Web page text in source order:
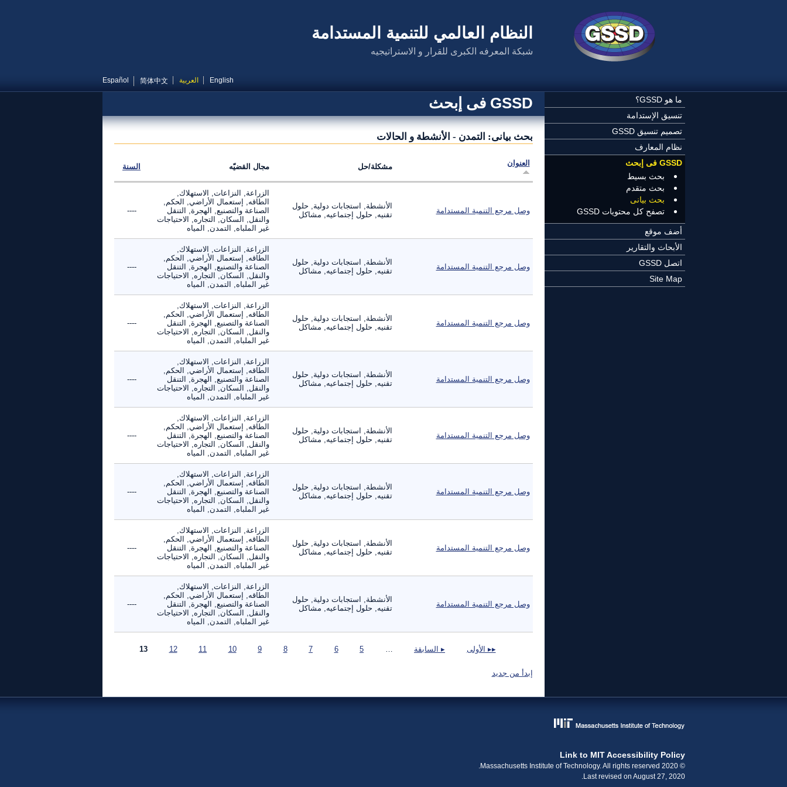
النظام العالمي للتنمية المستدامة
شبكة المعرفه الكبرى للقرار و الاستراتيجيه
English العربية 简体中文
Español
ما هو GSSD؟
تنسيق الإستدامة
تصميم تنسيق GSSD
نظام المعارف
GSSD فى إبحث
بحث بسيط
بحث متقدم
بحث بيانى
تصفح كل محتويات GSSD
أضف موقع
الأبحاث والتقارير
اتصل GSSD
Site Map
GSSD فى إبحث
بحث بيانى: التمدن - الأنشطة و الحالات
العنوان مشكلة/حل مجال القضيّه السنة
وصل مرجع التنمية المستدامة
الأنشطة, استجابات دولية, حلول
تقنيه, حلول إجتماعيه, مشاكل
الزراعة, النزاعات, الاستهلاك,
الطاقه, إستعمال الأراضي, الحكم,
الصناعة والتصنيع, الهجرة, التنقل
والنقل, السكان, التجاره, الاحتياجات
غير الملباه, التمدن, المياه
----
وصل مرجع التنمية المستدامة
الأنشطة, استجابات دولية, حلول
تقنيه, حلول إجتماعيه, مشاكل
الزراعة, النزاعات, الاستهلاك,
الطاقه, إستعمال الأراضي, الحكم,
الصناعة والتصنيع, الهجرة, التنقل
والنقل, السكان, التجاره, الاحتياجات
غير الملباه, التمدن, المياه
----
وصل مرجع التنمية المستدامة
الأنشطة, استجابات دولية, حلول
تقنيه, حلول إجتماعيه, مشاكل
الزراعة, النزاعات, الاستهلاك,
الطاقه, إستعمال الأراضي, الحكم,
الصناعة والتصنيع, الهجرة, التنقل
والنقل, السكان, التجاره, الاحتياجات
غير الملباه, التمدن, المياه
----
وصل مرجع التنمية المستدامة
الأنشطة, استجابات دولية, حلول
تقنيه, حلول إجتماعيه, مشاكل
الزراعة, النزاعات, الاستهلاك,
الطاقه, إستعمال الأراضي, الحكم,
الصناعة والتصنيع, الهجرة, التنقل
والنقل, السكان, التجاره, الاحتياجات
غير الملباه, التمدن, المياه
----
وصل مرجع التنمية المستدامة
الأنشطة, استجابات دولية, حلول
تقنيه, حلول إجتماعيه, مشاكل
الزراعة, النزاعات, الاستهلاك,
الطاقه, إستعمال الأراضي, الحكم,
الصناعة والتصنيع, الهجرة, التنقل
والنقل, السكان, التجاره, الاحتياجات
غير الملباه, التمدن, المياه
----
وصل مرجع التنمية المستدامة
الأنشطة, استجابات دولية, حلول
تقنيه, حلول إجتماعيه, مشاكل
الزراعة, النزاعات, الاستهلاك,
الطاقه, إستعمال الأراضي, الحكم,
الصناعة والتصنيع, الهجرة, التنقل
والنقل, السكان, التجاره, الاحتياجات
غير الملباه, التمدن, المياه
----
وصل مرجع التنمية المستدامة
الأنشطة, استجابات دولية, حلول
تقنيه, حلول إجتماعيه, مشاكل
الزراعة, النزاعات, الاستهلاك,
الطاقه, إستعمال الأراضي, الحكم,
الصناعة والتصنيع, الهجرة, التنقل
والنقل, السكان, التجاره, الاحتياجات
غير الملباه, التمدن, المياه
----
وصل مرجع التنمية المستدامة
الأنشطة, استجابات دولية, حلول
تقنيه, حلول إجتماعيه, مشاكل
الزراعة, النزاعات, الاستهلاك,
الطاقه, إستعمال الأراضي, الحكم,
الصناعة والتصنيع, الهجرة, التنقل
والنقل, السكان, التجاره, الاحتياجات
غير الملباه, التمدن, المياه
----
▸▸ الأولى ▸ السابقة 5
6
7
8
9
10
11
12
13
إبدأ من جديد
Link to MIT Accessibility Policy
© 2020 Massachusetts Institute of Technology. All rights reserved.
Last revised on August 27, 2020.